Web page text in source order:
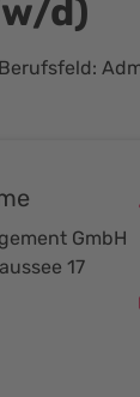
d)
GmbH
17